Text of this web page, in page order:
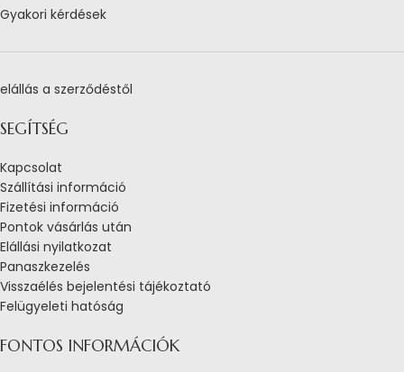
Gyakori kérdések
elállás a szerződéstől
SEGÍTSÉG
Kapcsolat
Szállítási információ
Fizetési információ
Pontok vásárlás után
Elállási nyilatkozat
Panaszkezelés
Visszaélés bejelentési tájékoztató
Felügyeleti hatóság
FONTOS INFORMÁCIÓK